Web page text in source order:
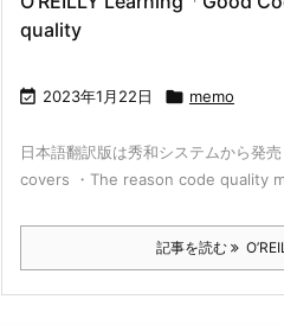
quality
 2023年1月22日  memo
日本語翻訳版は秀和システムから発
covers ・The reason code quality
記事を読む